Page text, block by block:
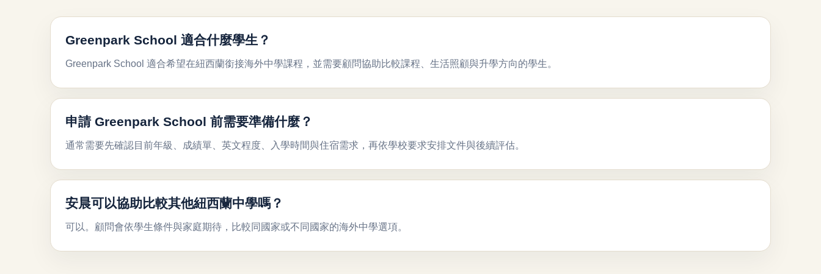
Greenpark School 適合什麼學生？
Greenpark School 適合希望在紐西蘭銜接海外中學課程，並需要顧問協助比較課程、生活照顧與升學方向的學生。
申請 Greenpark School 前需要準備什麼？
通常需要先確認目前年級、成績單、英文程度、入學時間與住宿需求，再依學校要求安排文件與後續評估。
安晨可以協助比較其他紐西蘭中學嗎？
可以。顧問會依學生條件與家庭期待，比較同國家或不同國家的海外中學選項。